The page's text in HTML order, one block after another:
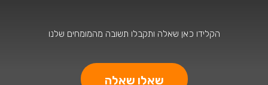
הקלידו כאן שאלה ותקבלו תשובה מהמומחים שלנו
שאלו שאלה